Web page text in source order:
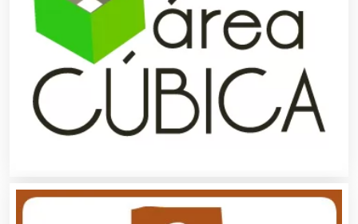
Asesoría Fiscal
Asociaciones Empresariales